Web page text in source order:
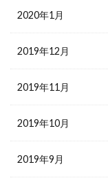
2020年1月
2019年12月
2019年11月
2019年10月
2019年9月